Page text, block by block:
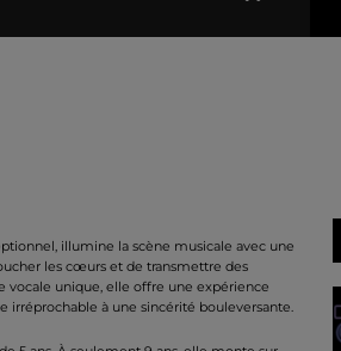
illumine la scène musicale avec une
les cœurs et de transmettre des
vocale unique, elle offre une expérience
à une sincérité bouleversante.